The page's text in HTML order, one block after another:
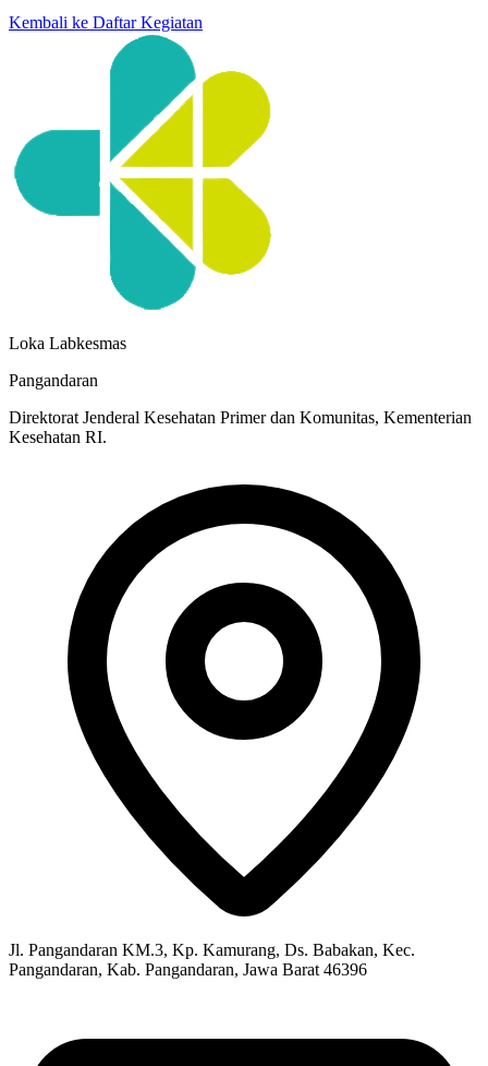
Kembali ke Daftar Kegiatan
Loka Labkesmas
Pangandaran
Direktorat Jenderal Kesehatan Primer dan Komunitas, Kementerian
Kesehatan RI.
Jl. Pangandaran KM.3, Kp. Kamurang, Ds. Babakan, Kec.
Pangandaran, Kab. Pangandaran, Jawa Barat 46396